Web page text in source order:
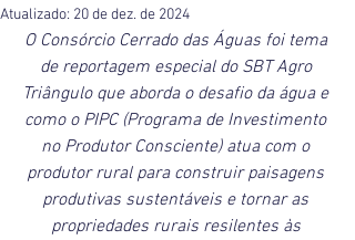
Atualizado: 20 de dez. de 2024
O Consórcio Cerrado das Águas foi tema
de reportagem especial do SBT Agro
Triângulo que aborda o desafio da água e
como o PIPC (Programa de Investimento
no Produtor Consciente) atua com o
produtor rural para construir paisagens
produtivas sustentáveis e tornar as
propriedades rurais resilentes às